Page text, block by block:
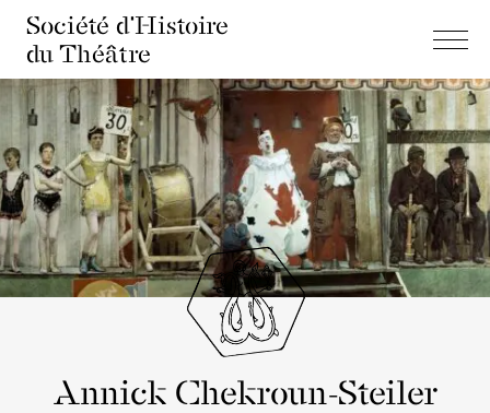
Société d'Histoire
du Théâtre
Annick Chekroun-Steiler